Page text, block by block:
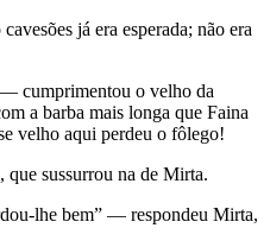
já era esperada; não era
cumprimentou o velho da
a barba mais longa que Faina
velho aqui perdeu o fôlego!
que sussurrou na de Mirta.
lhe bem” — respondeu Mirta,